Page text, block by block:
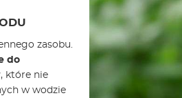
zasobu.
do
które nie
w wodzie